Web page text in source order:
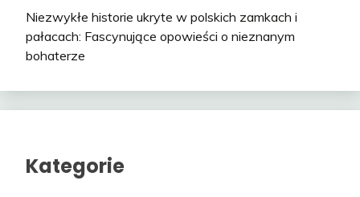
Niezwykłe historie ukryte w polskich zamkach i
pałacach: Fascynujące opowieści o nieznanym
bohaterze
Kategorie